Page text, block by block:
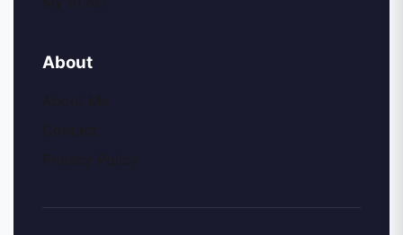
About